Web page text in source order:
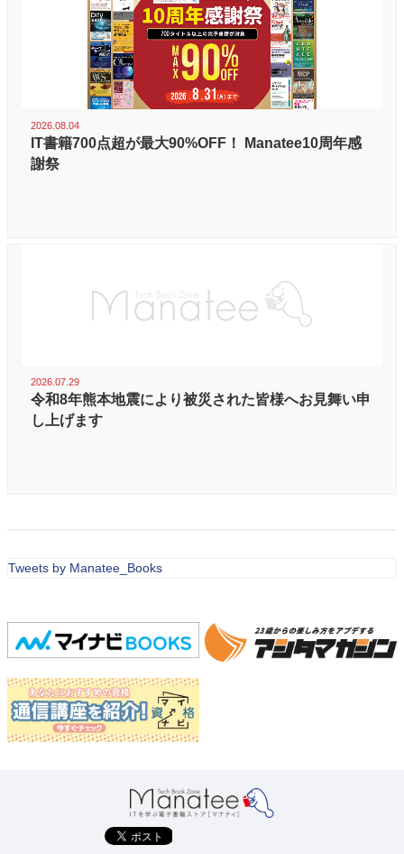
2026.08.04
IT書籍700点超が最大90%OFF！ Manatee10周年感
謝祭
2026.07.29
令和8年熊本地震により被災された皆様へお見舞い申
し上げます
Tweets by Manatee_Books